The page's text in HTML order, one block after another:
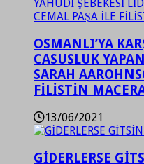
OSMANLI’YA
CASUSLUK
SARAH
FİLİSTİN
13/06/2021
GİDERLERSE